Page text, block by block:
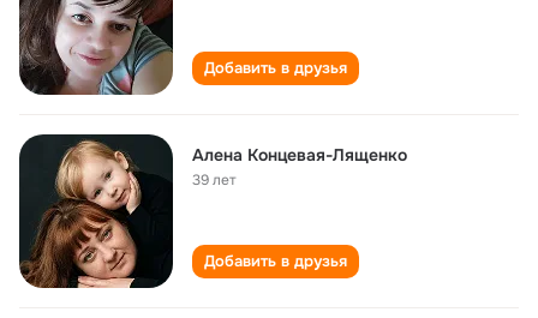
Добавить в друзья
Алена Концевая-Лященко
39 лет
Добавить в друзья